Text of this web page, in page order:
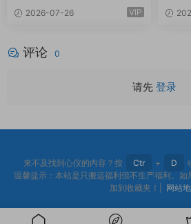
2026-07-26 VIP
评论 0
请先 登录
来不及找到心仪的内容？按 Ctr + D
温馨提示：本站是只搬运福利但不生产福利。
加到收藏夹！| 网站